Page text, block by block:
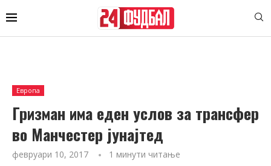
Европа
Гризман има еден услов за трансфер
во Манчестер јунајтед
февруари 10, 2017 1 минути читање